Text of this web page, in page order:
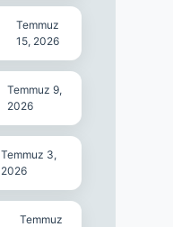
Temmuz
15, 2026
Temmuz 9,
2026
Temmuz 3,
2026
Temmuz